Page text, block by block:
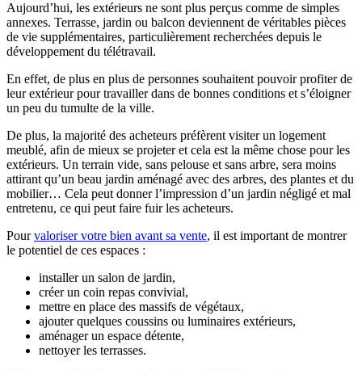
Aujourd’hui, les extérieurs ne sont plus perçus comme de simples
annexes. Terrasse, jardin ou balcon deviennent de véritables pièces
de vie supplémentaires, particulièrement recherchées depuis le
développement du télétravail.
En effet, de plus en plus de personnes souhaitent pouvoir profiter de
leur extérieur pour travailler dans de bonnes conditions et s’éloigner
un peu du tumulte de la ville.
De plus, la majorité des acheteurs préfèrent visiter un logement
meublé, afin de mieux se projeter et cela est la même chose pour les
extérieurs. Un terrain vide, sans pelouse et sans arbre, sera moins
attirant qu’un beau jardin aménagé avec des arbres, des plantes et du
mobilier… Cela peut donner l’impression d’un jardin négligé et mal
entretenu, ce qui peut faire fuir les acheteurs.
Pourvaloriser votre bien avant sa vente, il est important de montrer
le potentiel de ces espaces :
installer un salon de jardin,
créer un coin repas convivial,
mettre en place des massifs de végétaux,
ajouter quelques coussins ou luminaires extérieurs,
aménager un espace détente,
nettoyer les terrasses.